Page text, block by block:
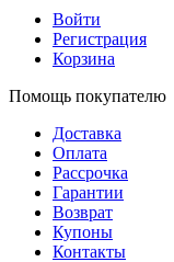
Войти
Регистрация
Корзина
Помощь покупателю
Доставка
Оплата
Рассрочка
Гарантии
Возврат
Купоны
Контакты